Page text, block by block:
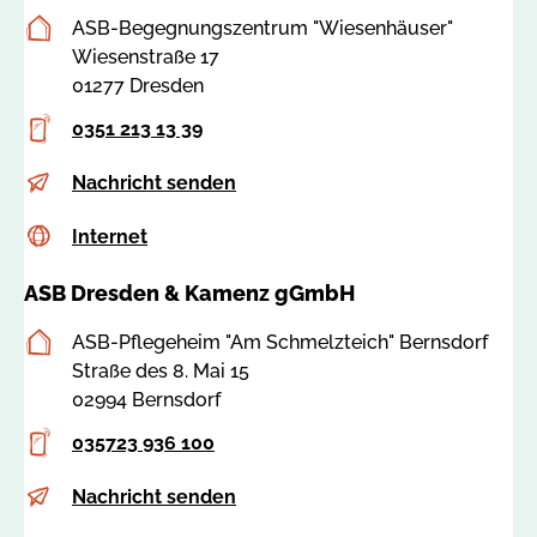
n
z
e
d
e
n
-
a
e
z
d
n
s
t
e
n
a
b
d
r
e
s
e
:
7
8
5
5
Postanschrift
ASB-Begegnungszentrum "Wiesenhäuser"
Wiesenstraße 17
01277 Dresden
Telefon
0351 213 13 39
w
e
e
h
a
e
u
e
Nachricht senden
Internet
c
s
:
7
8
5
6
Internet
ASB Dresden & Kamenz gGmbH
Postanschrift
ASB-Pflegeheim "Am Schmelzteich" Bernsdorf
Straße des 8. Mai 15
02994 Bernsdorf
Telefon
035723 936 100
p
Nachricht senden